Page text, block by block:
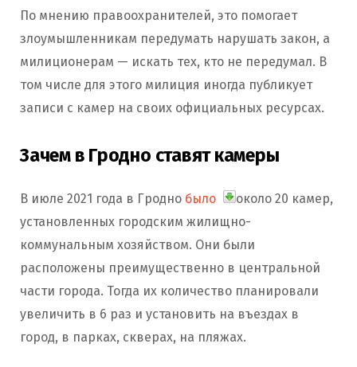
По мнению правоохранителей, это помогает
злоумышленникам передумать нарушать закон, а
милиционерам — искать тех, кто не передумал. В
том числе для этого милиция иногда публикует
записи с камер на своих официальных ресурсах.
Зачем в Гродно ставят камеры
В июле 2021 года в Гродно было
около 20 камер,
установленных городским жилищно-
коммунальным хозяйством. Они были
расположены преимущественно в центральной
части города. Тогда их количество планировали
увеличить в 6 раз и установить на въездах в
город, в парках, скверах, на пляжах.